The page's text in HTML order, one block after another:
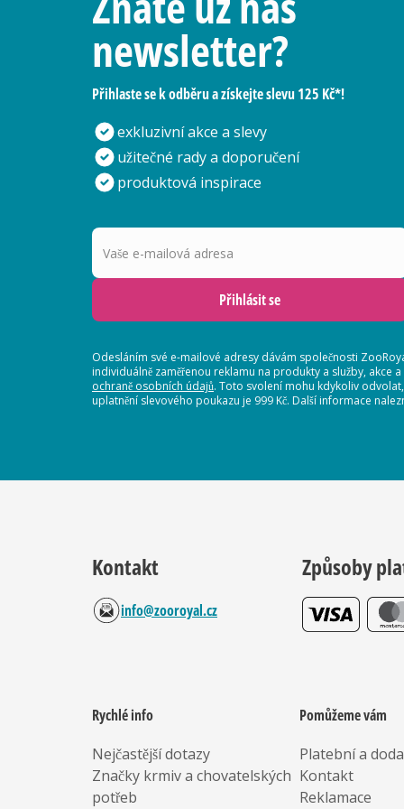
newsletter?
Přihlaste se k odběru a získejte slevu 125 Kč*!
exkluzivní akce a slevy
užitečné rady a doporučení
produktová inspirace
Vaše e-mailová adresa
Přihlásit se
Odesláním své e-mailové adresy dávám společnosti
individuálně zaměřenou reklamu na produkty a služby, akce
ochraně osobních údajů. Toto svolení mohu kdykoliv
uplatnění slevového poukazu je 999 Kč. Další informace
Kontakt
info@zooroyal.cz
Způsoby
Rychlé info
Nejčastější dotazy
Značky krmiv a chovatelských
potřeb
Pomůžeme vám
Platební a
Kontakt
Reklamace